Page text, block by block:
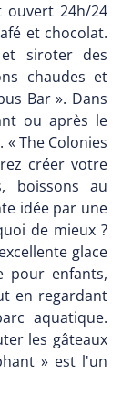
ouvert 24h/24
et chocolat.
siroter des
chaudes et
Bar ». Dans
ou après le
The Colonies
créer votre
boissons au
idée par une
de mieux ?
glace
pour enfants,
en regardant
aquatique.
les gâteaux
» est l'un